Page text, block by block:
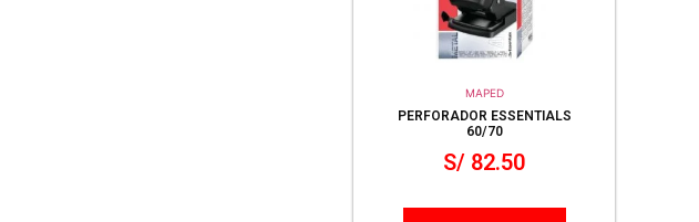
MAPED
PERFORADOR ESSENTIALS
60/70
S/ 82.50